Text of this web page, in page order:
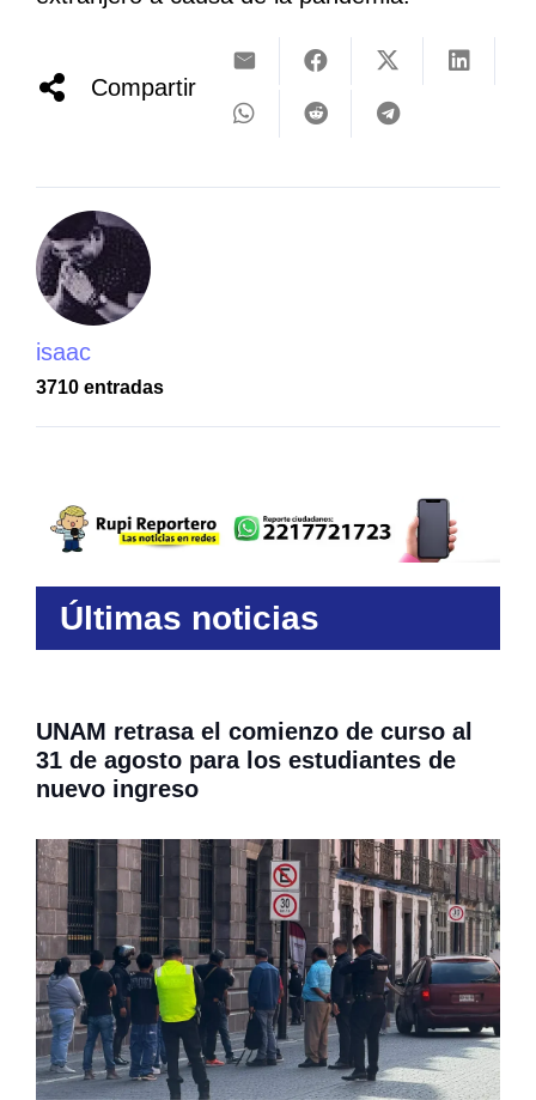
Compartir
isaac
3710 entradas
Últimas noticias
UNAM retrasa el comienzo de curso al
31 de agosto para los estudiantes de
nuevo ingreso